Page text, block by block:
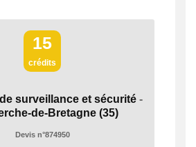
15
crédits
surveillance et sécurité -
de-Bretagne (35)
Devis n°874950